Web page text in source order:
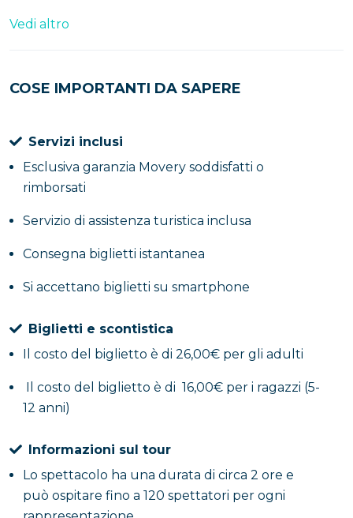
Attraversato l’iconico pontile in legno sospeso sul
Vanvitelliana, gioiello di architettura vanvitelliana
sospeso sull’acqua. Qui li attende una visita guidata
speciale, curata da storiche dell’arte della
storia, segreti e peculiarità architettoniche.
un momento conviviale: un aperitivo sulla terrazza
paesaggio flegreo, regalando un finale di rara
suggestione.
Vedi altro
COSE IMPORTANTI DA SAPERE
Servizi inclusi
Esclusiva garanzia Movery soddisfatti o
rimborsati
Servizio di assistenza turistica inclusa
Consegna biglietti istantanea
Si accettano biglietti su smartphone
Biglietti e scontistica
Il costo del biglietto è di 26,00€ per gli adulti
Il costo del biglietto è di 16,00€ per i ragazzi (5-
12 anni)
Informazioni sul tour
Lo spettacolo ha una durata di circa 2 ore e
può ospitare fino a 120 spettatori per ogni